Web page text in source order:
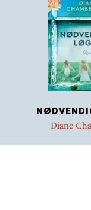
Diane